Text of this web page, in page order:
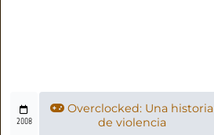
2008
Overclocked: Una historia
de violencia